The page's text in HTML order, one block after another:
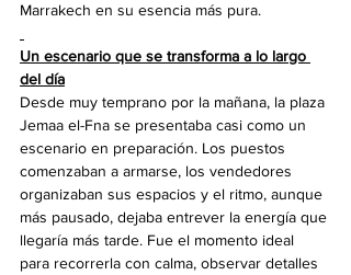
Marrakech en su esencia más pura.
Un escenario que se transforma a lo largo
del día
Desde muy temprano por la mañana, la plaza
Jemaa el-Fna se presentaba casi como un
escenario en preparación. Los puestos
comenzaban a armarse, los vendedores
organizaban sus espacios y el ritmo, aunque
más pausado, dejaba entrever la energía que
llegaría más tarde. Fue el momento ideal
para recorrerla con calma, observar detalles